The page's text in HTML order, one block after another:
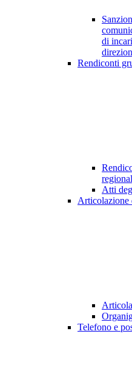
di
Rendiconti
Atti
Telefono e